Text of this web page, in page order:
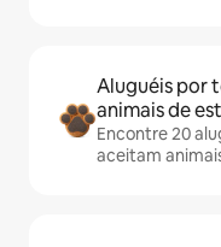
Aluguéis por
animais de
Encontre 20
aceitam